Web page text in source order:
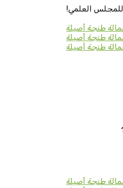
للمجلس العلمي!